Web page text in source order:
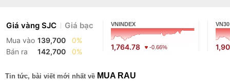
Giá vàng SJC Giá bạc
Mua vào 139,700
0%
Bán ra
142,700 0%
VNINDEX
1,764.78 -0.66%
VN30
Tin tức, bài viết mới nhất về MUA RAU